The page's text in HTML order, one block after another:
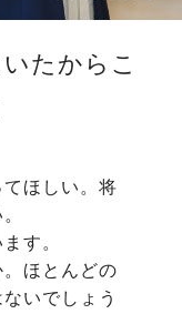
たからこ
ほしい。将
す。
ほとんどの
いでしょう